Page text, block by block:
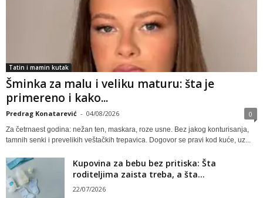
Tatin i mamin kutak
Šminka za malu i veliku maturu: šta je
primereno i kako...
Predrag Konatarević - 04/08/2026 0
Za četrnaest godina: nežan ten, maskara, roze usne. Bez jakog konturisanja,
tamnih senki i prevelikih veštačkih trepavica. Dogovor se pravi kod kuće, uz...
Kupovina za bebu bez pritiska: Šta
roditeljima zaista treba, a šta...
22/07/2026